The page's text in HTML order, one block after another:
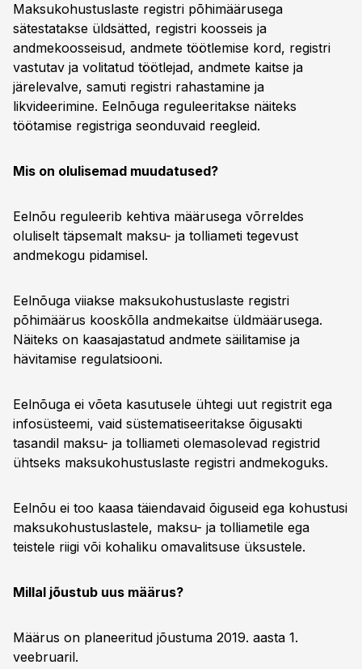
Maksukohustuslaste registri põhimäärusega
sätestatakse üldsätted, registri koosseis ja
andmekoosseisud, andmete töötlemise kord, registri
vastutav ja volitatud töötlejad, andmete kaitse ja
järelevalve, samuti registri rahastamine ja
likvideerimine. Eelnõuga reguleeritakse näiteks
töötamise registriga seonduvaid reegleid.
Mis on olulisemad muudatused?
Eelnõu reguleerib kehtiva määrusega võrreldes
oluliselt täpsemalt maksu- ja tolliameti tegevust
andmekogu pidamisel.
Eelnõuga viiakse maksukohustuslaste registri
põhimäärus kooskõlla andmekaitse üldmäärusega.
Näiteks on kaasajastatud andmete säilitamise ja
hävitamise regulatsiooni.
Eelnõuga ei võeta kasutusele ühtegi uut registrit ega
infosüsteemi, vaid süstematiseeritakse õigusakti
tasandil maksu- ja tolliameti olemasolevad registrid
ühtseks maksukohustuslaste registri andmekoguks.
Eelnõu ei too kaasa täiendavaid õiguseid ega kohustusi
maksukohustuslastele, maksu- ja tolliametile ega
teistele riigi või kohaliku omavalitsuse üksustele.
Millal jõustub uus määrus?
Määrus on planeeritud jõustuma 2019. aasta 1.
veebruaril.